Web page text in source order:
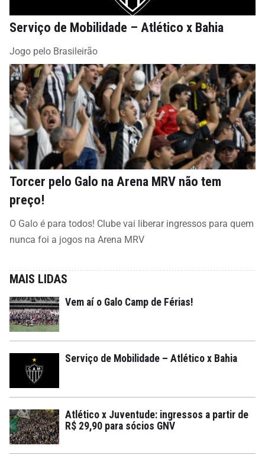
Serviço de Mobilidade – Atlético x Bahia
Jogo pelo Brasileirão
Torcer pelo Galo na Arena MRV não tem
preço!
O Galo é para todos! Clube vai liberar ingressos para quem
nunca foi a jogos na Arena MRV
MAIS LIDAS
Vem aí o Galo Camp de Férias!
Serviço de Mobilidade – Atlético x Bahia
Atlético x Juventude: ingressos a partir de
R$ 29,90 para sócios GNV